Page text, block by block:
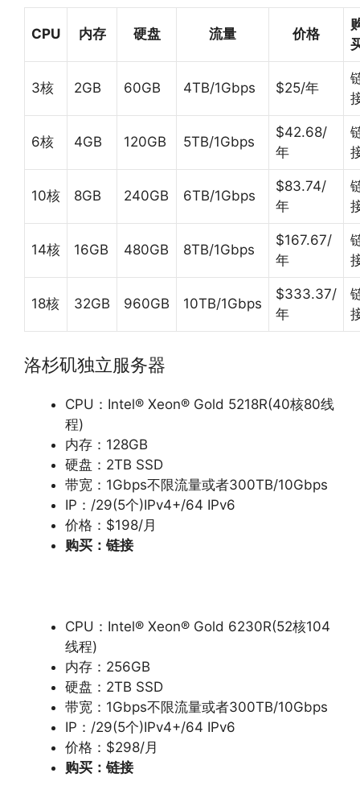
CPU 内存 硬盘 流量 价格
3核 2GB 60GB 4TB/1Gbps $25/年
6核 4GB 120GB 5TB/1Gbps
$42.68/
年
10核 8GB 240GB 6TB/1Gbps
$83.74/
年
14核 16GB 480GB 8TB/1Gbps
$167.67/
年
18核 32GB 960GB 10TB/1Gbps
$333.37/
年
洛杉矶独立服务器
CPU：Intel® Xeon® Gold 5218R(40核80线
程)
内存：128GB
硬盘：2TB SSD
带宽：1Gbps不限流量或者300TB/10Gbps
IP：/29(5个)IPv4+/64 IPv6
价格：$198/月
购买： 链接
CPU：Intel® Xeon® Gold 6230R(52核104
线程)
内存：256GB
硬盘：2TB SSD
带宽：1Gbps不限流量或者300TB/10Gbps
IP：/29(5个)IPv4+/64 IPv6
价格：$298/月
购买： 链接